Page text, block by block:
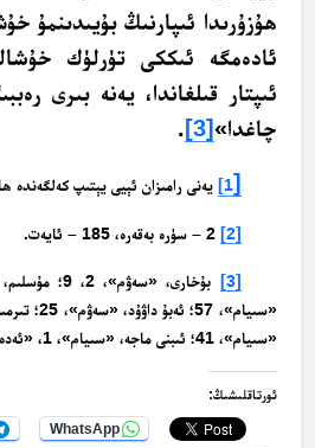
ھۇزۇرىدا ئىپارنىڭ بۇيىدىنمۇ
ئادەمگە ئىككى تۈرلۈك
ئىپتار قىلغاندا، يەنە بىرى
چاغدا» [3]
.
[
1] يەنى رامىزان ئېيى يېتىپ كەلگەندە
[2] 2 – سۈرە بەقەرە، 185 – ئايەت.
[3]
«سىيام»، 41؛ ئىبنى ماجە، «سىيام»، 1، «ئەدەب»، 58 .
ئورتاقلىشىڭ:
WhatsApp